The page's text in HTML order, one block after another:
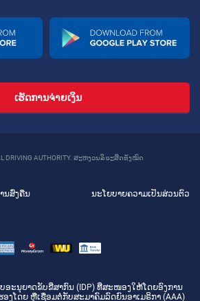
ເຮັດການຈ່າຍເງິນ
DRIVING AUTHORITY. ສະຫງວນລິຂະສິດທັງໝົດ
ນສົ່ງຄືນ ນະໂຍບາຍຄວາມເປັນສ່ວນຕົວ
ອະນຸຍາດຂັບຂີ່ສາກົນ (IDP) ທີ່ສະໜອງໃຫ້ໂດຍອົງການ
ງໂດຍ ຫຼືເຊື່ອມຕໍ່ກັບສະມາຄົມລົດຍົນອາເມຣິກາ (AAA)